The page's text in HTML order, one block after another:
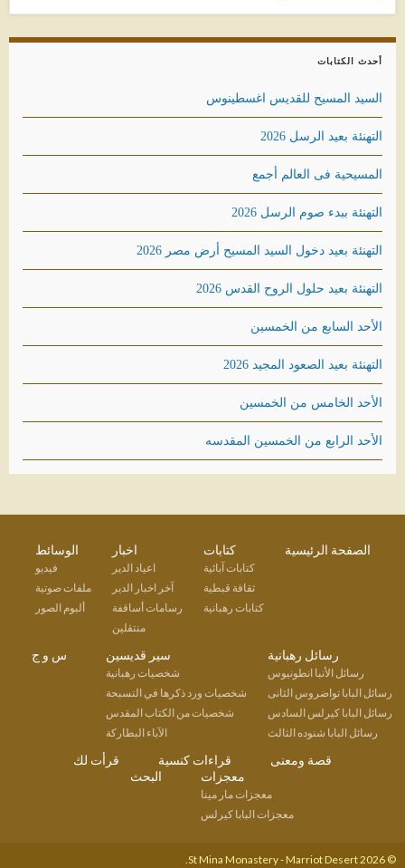
أحدث الكتابات
السيد المسيح للقديس اغسطينوس
التهنئة بعيد الرسل 2026
المسيحية فى العالم أجمع
التهنئة ببدء صوم الرسل 2026
التهنئة بعيد دخول السيد المسيح أرض مصر 2026
التهنئة بعيد حلول الروح القدس 2026
الأحد السابع من الخمسين
التهنئة بعيد الصعود المجيد 2026
الأحد الخامس من الخمسين
الأحد الرابع من الخمسين المقدسه
الصفحة الرئيسية كتابات
كتابات آبائية
ثقافة قبطية
كتابات رهبانية
اخبار
اعياد الدير
آخر اخبار الدير
رسامات أساقفة
منتقلين
الوسائط
فيديو
ملفات صوتية
ألبوم الصور
رسائل رهبانية
رسائل الأنبا انطونيوس
رسائل البابا تواضروس الثانى
رسائل البابا كيرلس السادس
رسائل البابا شنوده الثالث
سير قديسين
شخصيات رهبانية
شخصيات ورد ذكرها في التسبحة
شخصيات من الكتاب المقدس
الآباء البطاركة
س و ج
قصة ومعنى قراءات كنسية
قرأت لك
معجزات
معجزات مار مينا
معجزات البابا كيرلس
البحث
© 2026 St Mina Monastery - Marriot Desert.